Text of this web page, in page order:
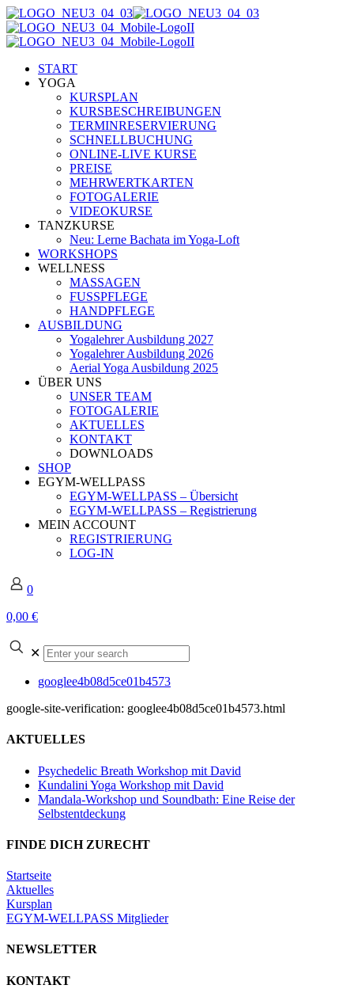
START
YOGA
KURSPLAN
KURSBESCHREIBUNGEN
TERMINRESERVIERUNG
SCHNELLBUCHUNG
ONLINE-LIVE KURSE
PREISE
MEHRWERTKARTEN
FOTOGALERIE
VIDEOKURSE
TANZKURSE
Neu: Lerne Bachata im Yoga-Loft
WORKSHOPS
WELLNESS
MASSAGEN
FUSSPFLEGE
HANDPFLEGE
AUSBILDUNG
Yogalehrer Ausbildung 2027
Yogalehrer Ausbildung 2026
Aerial Yoga Ausbildung 2025
ÜBER UNS
UNSER TEAM
FOTOGALERIE
AKTUELLES
KONTAKT
DOWNLOADS
SHOP
EGYM-WELLPASS
EGYM-WELLPASS – Übersicht
EGYM-WELLPASS – Registrierung
MEIN ACCOUNT
REGISTRIERUNG
LOG-IN
0
0,00 €
✕
Enter
your
googlee4b08d5ce01b4573
google-site-verification: googlee4b08d5ce01b4573.html
AKTUELLES
Psychedelic Breath Workshop mit David
Kundalini Yoga Workshop mit David
Mandala-Workshop und Soundbath: Eine Reise der
Selbstentdeckung
FINDE DICH ZURECHT
Startseite
Aktuelles
Kursplan
EGYM-WELLPASS Mitglieder
NEWSLETTER
KONTAKT